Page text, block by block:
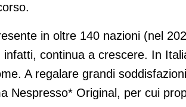
in oltre 140 nazioni (nel
infatti, continua a crescere. In
A regalare grandi
Nespresso* Original, per cui